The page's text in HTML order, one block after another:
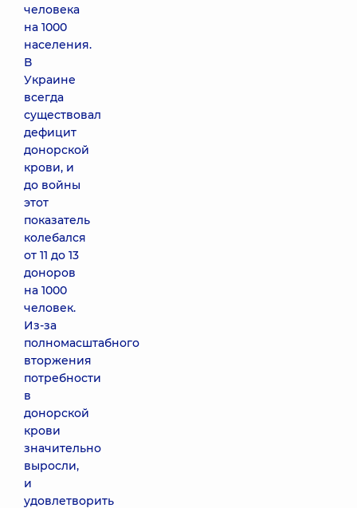
человека
на 1000
населения.
В
Украине
всегда
существовал
дефицит
донорской
крови, и
до войны
этот
показатель
колебался
от 11 до 13
доноров
на 1000
человек.
Из-за
полномасштабного
вторжения
потребности
в
донорской
крови
значительно
выросли,
и
удовлетворить